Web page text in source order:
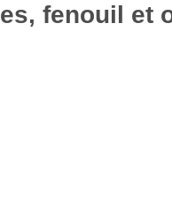
fenouil et